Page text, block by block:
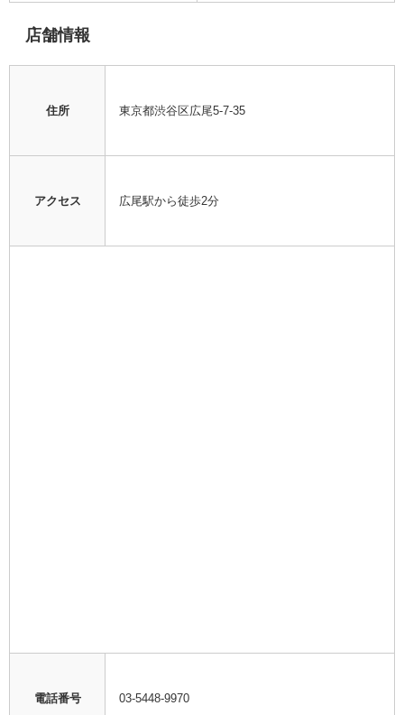
店舗情報
住所 東京都渋谷区広尾5-7-35
アクセス 広尾駅から徒歩2分
電話番号 03-5448-9970